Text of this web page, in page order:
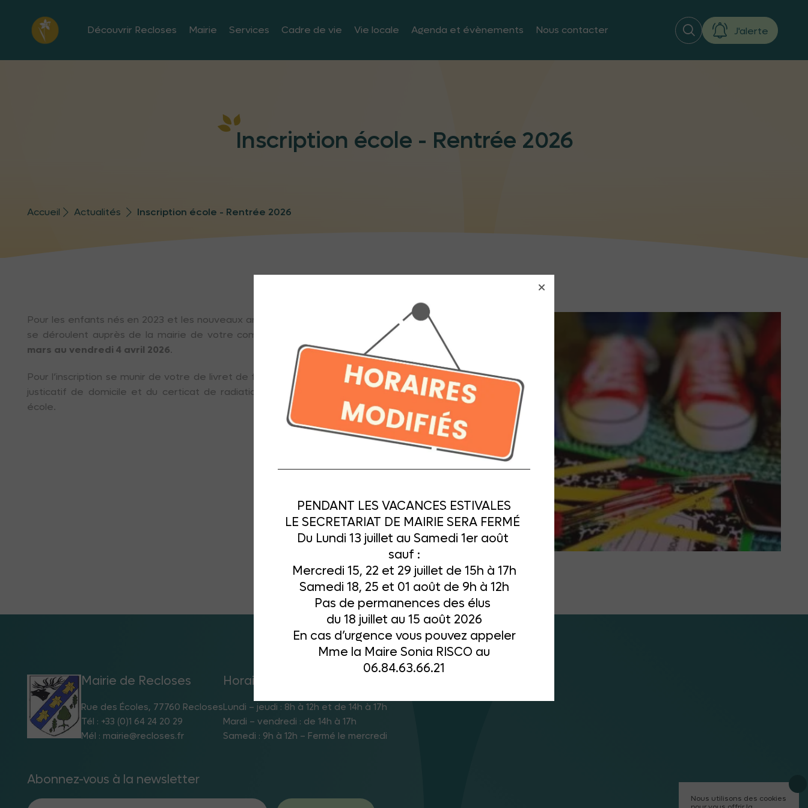
Découvrir Recloses Mairie Services Cadre de vie Vie locale Agenda et évènements Nous contacter J'alerte
Inscription école - Rentrée 2026
Accueil Actualités Inscription école - Rentrée 2026
Pour les enfants nés en 2023 et les nouveaux arrivants, les inscriptions pour la rentrée 2026
se déroulent auprès de la mairie de votre commune aux horaires d’ouverture
du lundi 2
mars au vendredi 4 avril 2026.
Pour l’inscription se munir de votre de livret de famille, du carnet de santé de l’enfant, d’un
justicatif de domicile et du certicat de radiation pour les enfants provenant d’une autre
école.
Mairie de Recloses
Rue des Écoles, 77760 Recloses
Tél : +33 (0)1 64 24 20 29
Mél : mairie@recloses.fr
Horaires d’ouverture
Lundi – jeudi : 8h à 12h et de 14h à 17h
Mardi – vendredi : de 14h à 17h
Samedi : 9h à 12h – Fermé le mercredi
Abonnez-vous à la newsletter
Nous utilisons des cookies
PENDANT LES VACANCES ESTIVALES
LE SECRETARIAT DE MAIRIE SERA FERMÉ
Du Lundi 13 juillet au Samedi 1er août
sauf :
Mercredi 15, 22 et 29 juillet de 15h à 17h
Samedi 18, 25 et 01 août de 9h à 12h
Pas de permanences des élus
du 18 juillet au 15 août 2026
En cas d’urgence vous pouvez appeler
Mme la Maire Sonia RISCO au
06.84.63.66.21